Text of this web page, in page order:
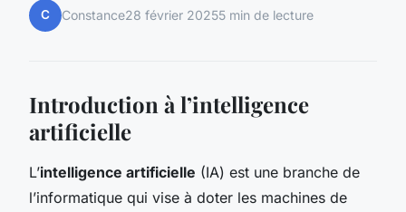
C Constance28 février 20255 min de lecture
Introduction à l’intelligence
artificielle
L’intelligence artificielle (IA) est une branche de
l’informatique qui vise à doter les machines de